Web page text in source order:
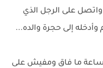
على الرجل الذي
إلى حجرة والده...
ساعة ما فاق ومفيش على